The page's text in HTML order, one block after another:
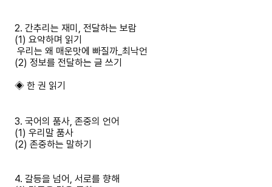
2. 간추리는 재미, 전달하는 보람
(1) 요약하며 읽기
우리는 왜 매운맛에 빠질까_최낙언
(2) 정보를 전달하는 글 쓰기
◈ 한 권 읽기
3. 국어의 품사, 존중의 언어
(1) 우리말 품사
(2) 존중하는 말하기
4. 갈등을 넘어, 서로를 향해